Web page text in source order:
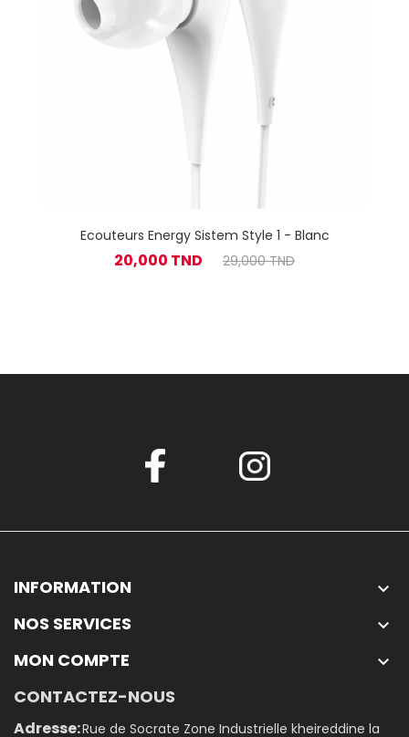
Ecouteurs Energy Sistem Style 1 - Blanc
20,000 TND 29,000 TND
INFORMATION 
NOS SERVICES 
MON COMPTE 
CONTACTEZ-NOUS
Adresse:Rue de Socrate Zone Industrielle kheireddine la